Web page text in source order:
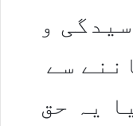
و
سے
یہ حق